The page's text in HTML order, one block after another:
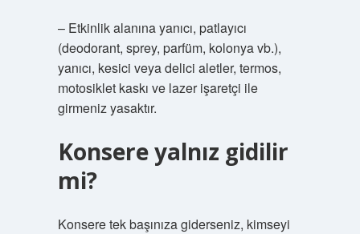
– Etkinlik alanına yanıcı, patlayıcı
(deodorant, sprey, parfüm, kolonya vb.),
yanıcı, kesici veya delici aletler, termos,
motosiklet kaskı ve lazer işaretçi ile
girmeniz yasaktır.
Konsere yalnız gidilir
mi?
Konsere tek başınıza giderseniz, kimseyi